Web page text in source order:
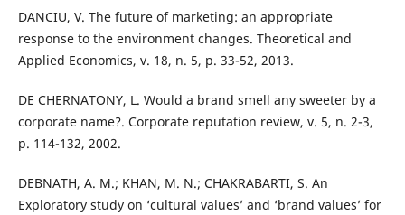
DANCIU, V. The future of marketing: an appropriate
response to the environment changes. Theoretical and
Applied Economics, v. 18, n. 5, p. 33-52, 2013.
DE CHERNATONY, L. Would a brand smell any sweeter by a
corporate name?. Corporate reputation review, v. 5, n. 2-3,
p. 114-132, 2002.
DEBNATH, A. M.; KHAN, M. N.; CHAKRABARTI, S. An
Exploratory study on ‘cultural values’ and ‘brand values’ for